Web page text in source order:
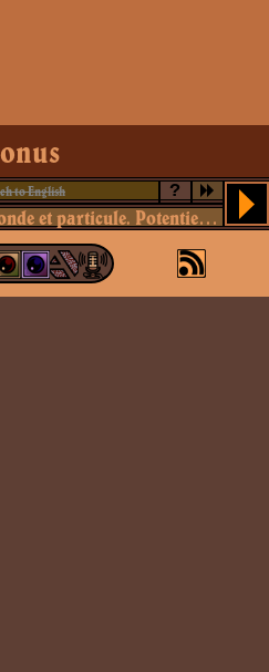
to English ?
«La patate est à la fois onde et particule. Potentiellement patate, frite ou purée.»